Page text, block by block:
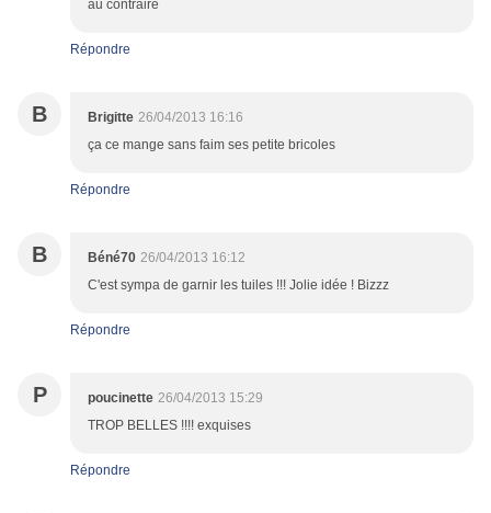
au contraire
Répondre
B Brigitte 26/04/2013 16:16
ça ce mange sans faim ses petite bricoles
Répondre
B Béné70 26/04/2013 16:12
C'est sympa de garnir les tuiles !!! Jolie idée ! Bizzz
Répondre
P poucinette 26/04/2013 15:29
TROP BELLES !!!! exquises
Répondre